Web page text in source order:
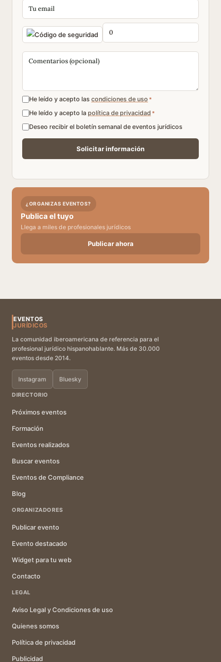
He leído y acepto las condiciones de uso *
He leído y acepto la política de privacidad *
Deseo recibir el boletín semanal de eventos jurídicos
¿ORGANIZAS EVENTOS?
Publica el tuyo
Llega a miles de profesionales jurídicos
Publicar ahora
EVENTOS
JURÍDICOS
La comunidad iberoamericana de referencia para el
profesional jurídico hispanohablante. Más de 30.000
eventos desde 2014.
Instagram Bluesky
DIRECTORIO
Próximos eventos
Formación
Eventos realizados
Buscar eventos
Eventos de Compliance
Blog
ORGANIZADORES
Publicar evento
Evento destacado
Widget para tu web
Contacto
LEGAL
Aviso Legal y Condiciones de uso
Quienes somos
Política de privacidad
Publicidad